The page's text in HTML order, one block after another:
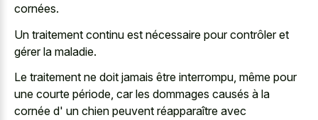
cornées.
Un traitement continu est nécessaire pour contrôler et
gérer la maladie.
Le traitement ne doit jamais être interrompu, même pour
une courte période, car les dommages causés à la
cornée d' un chien peuvent réapparaître avec